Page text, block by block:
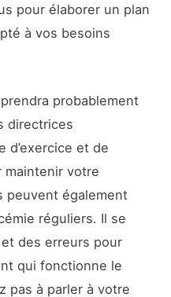
pour élaborer un plan
à vos besoins
probablement
directrices
d’exercice et de
maintenir votre
peuvent également
réguliers. Il se
des erreurs pour
qui fonctionne le
pas à parler à votre